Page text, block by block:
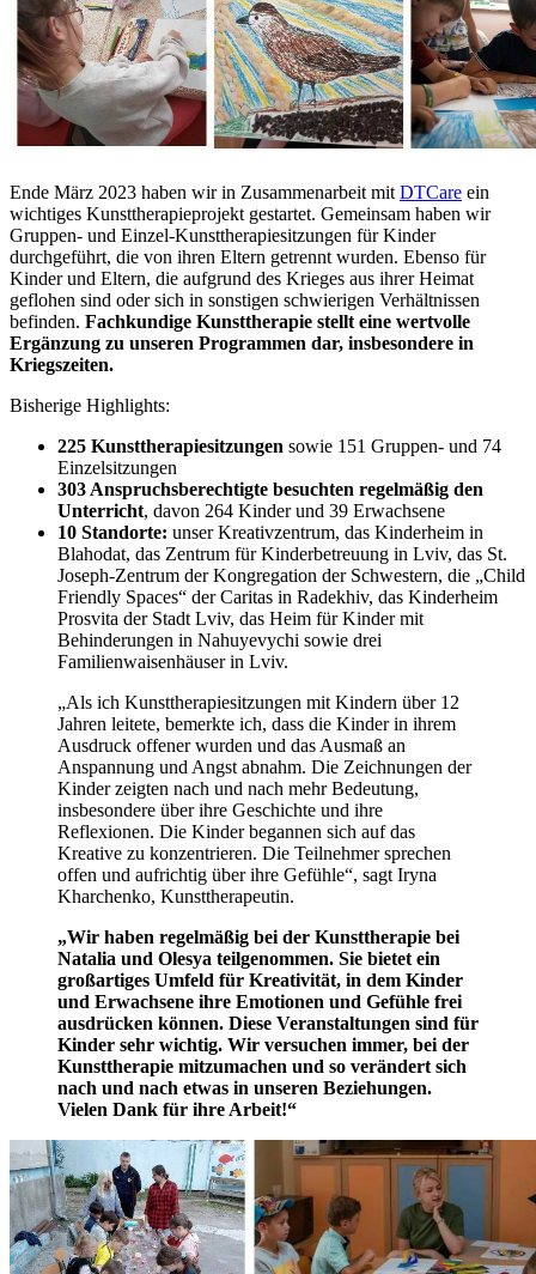
Ende März 2023 haben wir in Zusammenarbeit mit DTCare ein
wichtiges Kunsttherapieprojekt gestartet. Gemeinsam haben wir
Gruppen- und Einzel-Kunsttherapiesitzungen für Kinder
durchgeführt, die von ihren Eltern getrennt wurden. Ebenso für
Kinder und Eltern, die aufgrund des Krieges aus ihrer Heimat
geflohen sind oder sich in sonstigen schwierigen Verhältnissen
befinden. Fachkundige Kunsttherapie stellt eine wertvolle
Ergänzung zu unseren Programmen dar, insbesondere in
Kriegszeiten.
Bisherige Highlights:
225 Kunsttherapiesitzungen sowie 151 Gruppen- und 74
Einzelsitzungen
303 Anspruchsberechtigte besuchten regelmäßig den
Unterricht, davon 264 Kinder und 39 Erwachsene
10 Standorte: unser Kreativzentrum, das Kinderheim in
Blahodat, das Zentrum für Kinderbetreuung in Lviv, das St.
Joseph-Zentrum der Kongregation der Schwestern, die „Child
Friendly Spaces“ der Caritas in Radekhiv, das Kinderheim
Prosvita der Stadt Lviv, das Heim für Kinder mit
Behinderungen in Nahuyevychi sowie drei
Familienwaisenhäuser in Lviv.
„Als ich Kunsttherapiesitzungen mit Kindern über 12
Jahren leitete, bemerkte ich, dass die Kinder in ihrem
Ausdruck offener wurden und das Ausmaß an
Anspannung und Angst abnahm. Die Zeichnungen der
Kinder zeigten nach und nach mehr Bedeutung,
insbesondere über ihre Geschichte und ihre
Reflexionen. Die Kinder begannen sich auf das
Kreative zu konzentrieren. Die Teilnehmer sprechen
offen und aufrichtig über ihre Gefühle“, sagt Iryna
Kharchenko, Kunsttherapeutin.
„Wir haben regelmäßig bei der Kunsttherapie bei
Natalia und Olesya teilgenommen. Sie bietet ein
großartiges Umfeld für Kreativität, in dem Kinder
und Erwachsene ihre Emotionen und Gefühle frei
ausdrücken können. Diese Veranstaltungen sind für
Kinder sehr wichtig. Wir versuchen immer, bei der
Kunsttherapie mitzumachen und so verändert sich
nach und nach etwas in unseren Beziehungen.
Vielen Dank für ihre Arbeit!“